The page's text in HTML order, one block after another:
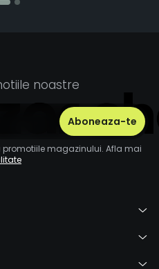
noastre
promotiile magazinului. Afla mai